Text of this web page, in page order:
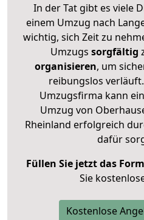
In der Tat gibt es viele
einem Umzug nach
wichtig, sich Zeit zu
Umzugs sorgfältig
organisieren, um
reibungslos
Umzugsfirma kann
Umzug von
Rheinland erfolgreich
dafür
Füllen Sie jetzt das
Sie
Kostenlose